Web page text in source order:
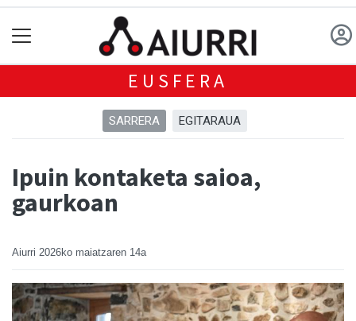
EUSFERA
SARRERA EGITARAUA
Ipuin kontaketa saioa,
gaurkoan
Aiurri 2026ko maiatzaren 14a